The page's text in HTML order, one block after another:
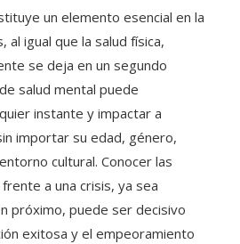
un elemento esencial en la
al igual que la salud física,
se deja en un segundo
salud mental puede
instante y impactar a
importar su edad, género,
cultural. Conocer las
a una crisis, ya sea
próximo, puede ser decisivo
exitosa y el empeoramiento